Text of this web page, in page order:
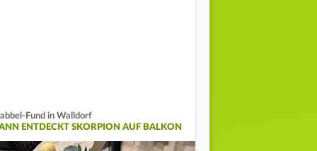
Fund in Walldorf
ENTDECKT SKORPION AUF BALKON